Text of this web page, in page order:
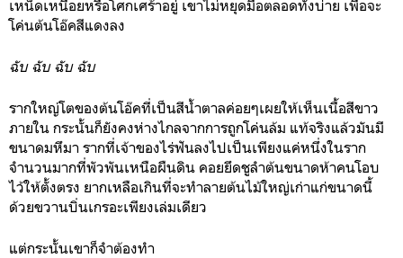
เหน็ดเหนื่อยหรือโศกเศร้าอยู่ เขาไม่หยุดมือตลอดทั้งบ่าย เพื่อจะ
โค่นต้นโอ๊คสีแดงลง
ฉับ ฉับ ฉับ ฉับ
รากใหญ่โตของต้นโอ๊คที่เป็นสีน้ำตาลค่อยๆเผยให้เห็นเนื้อสีขาว
ภายใน กระนั้นก็ยังคงห่างไกลจากการถูกโค่นล้ม แท้จริงแล้วมันมี
ขนาดมหึมา รากที่เจ้าของไร่ฟันลงไปเป็นเพียงแค่หนึ่งในราก
จำนวนมากที่พัวพันเหนือผืนดิน คอยยึดชูลำต้นขนาดห้าคนโอบ
ไว้ให้ตั้งตรง ยากเหลือเกินที่จะทำลายต้นไม้ใหญ่เก่าแก่ขนาดนี้
ด้วยขวานบิ่นเกรอะเพียงเล่มเดียว
แต่กระนั้นเขาก็จำต้องทำ